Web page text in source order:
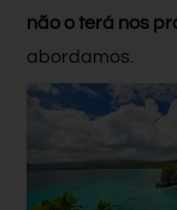
não o terá nos
abordamos.